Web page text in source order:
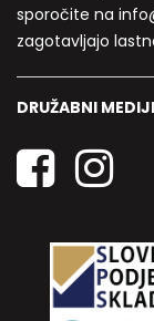
sporočite na
zagotavljajo
DRUŽABNI MEDIJI